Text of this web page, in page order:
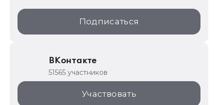
1С:Образование
ИТС.1C.ru
1С:Торговая площадка
Подписаться
ВКонтакте
51565 участников
Участвовать